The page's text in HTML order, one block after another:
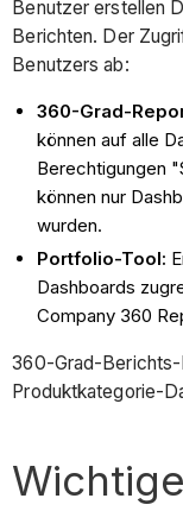
Benutzer erstellen
Berichten. Der
Benutzers ab:
360-Grad-
können auf alle
Berechtigungen
können nur
wurden.
Portfolio-Tool:
Dashboards
Company 360
360-Grad-Berichts-
Produktkategorie-